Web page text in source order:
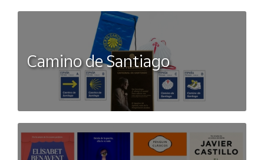
Camino de Santiago